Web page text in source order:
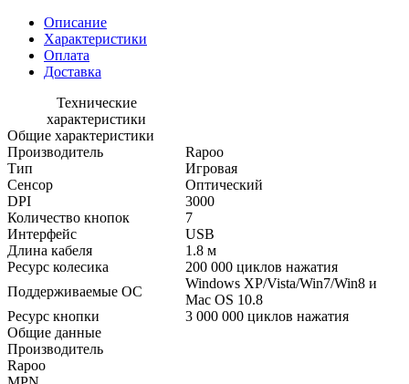
Описание
Характеристики
Оплата
Доставка
Технические
характеристики
Общие характеристики
Производитель
Rapoo
Тип
Игровая
Сенсор
Оптический
DPI
3000
Количество кнопок
7
Интерфейс
USB
Длина кабеля
1.8 м
Ресурс колесика
200 000 циклов нажатия
Поддерживаемые ОС
Windows XP/Vista/Win7/Win8 и
Mac OS 10.8
Ресурс кнопки
3 000 000 циклов нажатия
Общие данные
Производитель
Rapoo